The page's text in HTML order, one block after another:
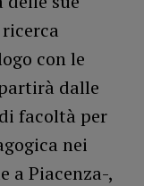
con le
dalle
facoltà per
nei
a Piacenza-,